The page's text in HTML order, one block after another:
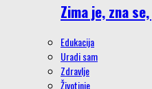
Zima je, zna
Edukacija
Uradi sam
Zdravlje
Životinje